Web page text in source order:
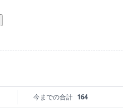
今までの合計 164